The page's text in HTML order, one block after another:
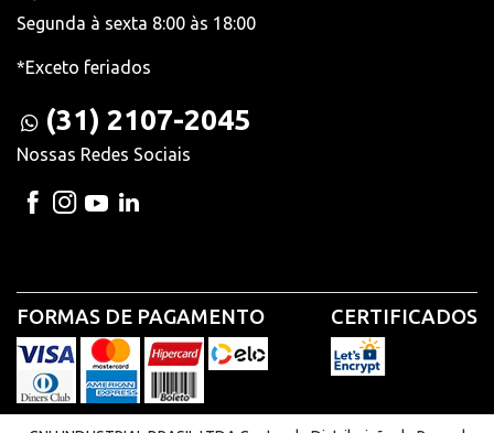
Segunda à sexta 8:00 às 18:00
*Exceto feriados
(31) 2107-2045
Nossas Redes Sociais
FORMAS DE PAGAMENTO CERTIFICADOS